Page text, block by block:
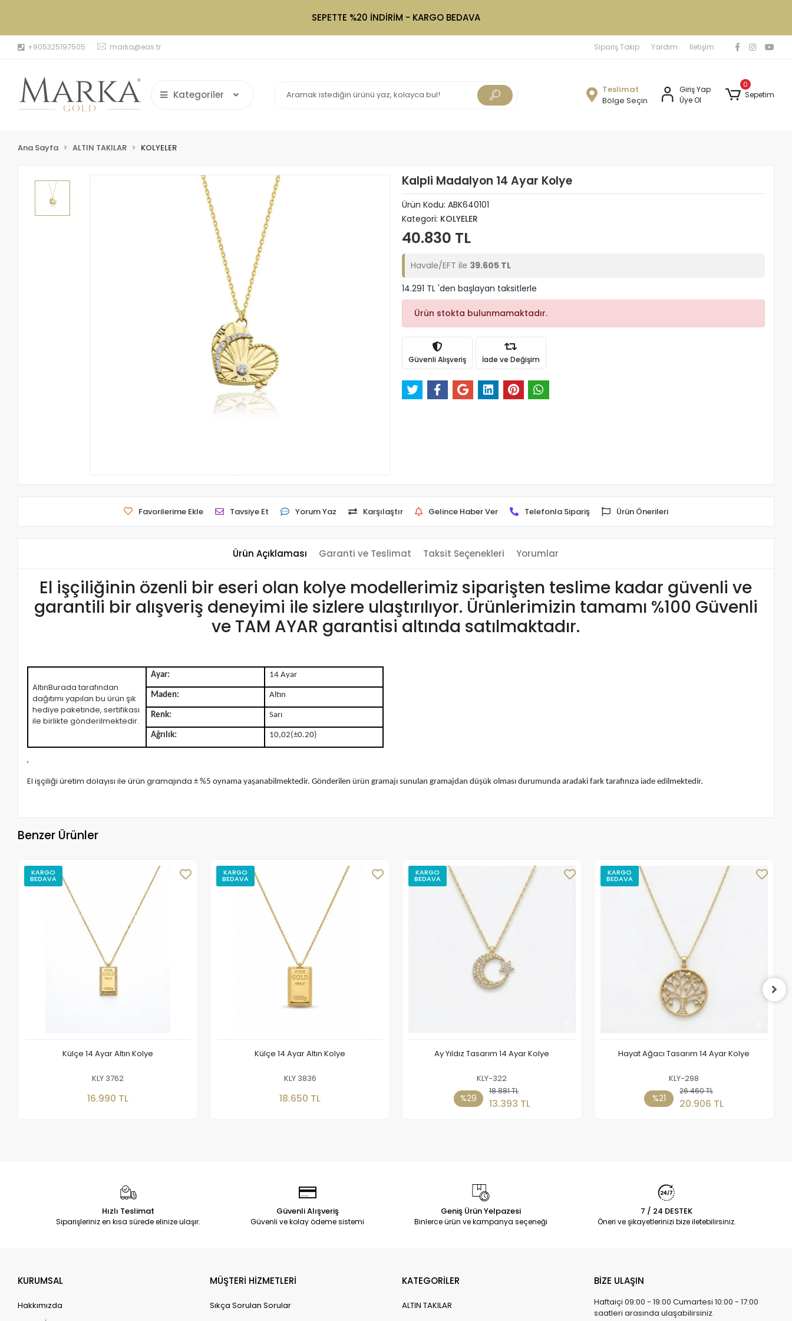
SEPETTE %20 İNDİRİM - KARGO BEDAVA
+905325197505 marka@eas.tr Sipariş Takip Yardım İletişim
Kategoriler
Teslimat
Bölge Seçin
Giriş Yap
Üye Ol
0
Sepetim
Ana Sayfa ALTIN TAKILAR KOLYELER
Kalpli Madalyon 14 Ayar Kolye
Ürün Kodu: ABK640101
Kategori: KOLYELER
40.830 TL
Havale/EFT ile 39.605 TL
14.291 TL 'den başlayan taksitlerle
Ürün stokta bulunmamaktadır.
Güvenli Alışveriş İade ve Değişim
Favorilerime Ekle Tavsiye Et Yorum Yaz Karşılaştır Gelince Haber Ver Telefonla Sipariş Ürün Önerileri
Ürün Açıklaması Garanti ve Teslimat Taksit Seçenekleri Yorumlar
El işçiliğinin özenli bir eseri olan kolye modellerimiz siparişten teslime kadar güvenli ve
garantili bir alışveriş deneyimi ile sizlere ulaştırılıyor. Ürünlerimizin tamamı %100 Güvenli
ve TAM AYAR garantisi altında satılmaktadır.
AltınBurada tarafından
dağıtımı yapılan bu ürün şık
hediye paketinde, sertifikası
ile birlikte gönderilmektedir.
Ayar: 14 Ayar
Maden: Altın
Renk: Sarı
Ağrılık: 10,02(±0.20)
,
El işçiliği üretim dolayısı ile ürün gramajında± %5 oynama yaşanabilmektedir. Gönderilen ürün gramajı sunulan gramajdan düşük olması durumunda aradaki fark tarafınıza iade edilmektedir.
Benzer Ürünler
KARGO
BEDAVA
Külçe 14 Ayar Altın Kolye
KLY 3762
16.990 TL
KARGO
BEDAVA
Külçe 14 Ayar Altın Kolye
KLY 3836
18.650 TL
KARGO
BEDAVA
Ay Yıldız Tasarım 14 Ayar Kolye
KLY-322
%29
18.881 TL
13.393 TL
Sepete Ekle
KARGO
BEDAVA
Hayat Ağacı Tasarım 14 Ayar Kolye
KLY-298
%21
26.460 TL
20.906 TL
Sepete Ekle
Hızlı Teslimat
Siparişleriniz en kısa sürede elinize ulaşır.
Güvenli Alışveriş
Güvenli ve kolay ödeme sistemi
Geniş Ürün Yelpazesi
Binlerce ürün ve kampanya seçeneği
7 / 24 DESTEK
Öneri ve şikayetlerinizi bize iletebilirsiniz.
KURUMSAL
Hakkımızda
MÜŞTERİ HİZMETLERİ
Sıkça Sorulan Sorular
KATEGORİLER
ALTIN TAKILAR
BİZE ULAŞIN
Haftaiçi 09:00 - 19:00 Cumartesi 10:00 - 17:00
saatleri arasında ulaşabilirsiniz.